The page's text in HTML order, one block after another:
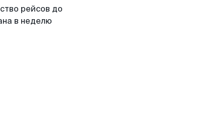
рейсов до
в неделю